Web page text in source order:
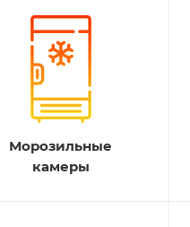
Морозильные
камеры